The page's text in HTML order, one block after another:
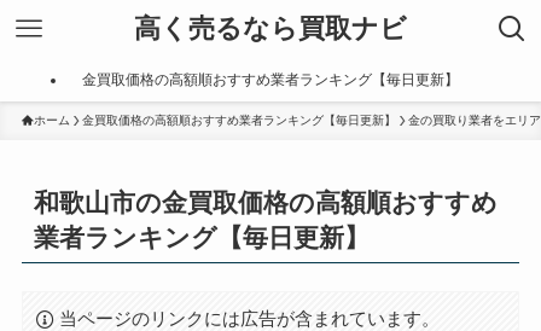
高く売るなら買取ナビ
金買取価格の高額順おすすめ業者ランキング【毎日更新】
ホーム 金買取価格の高額順おすすめ業者ランキング【毎日更新】 金の買取り業者をエリ
和歌山市の金買取価格の高額順おすすめ
業者ランキング【毎日更新】
当ページのリンクには広告が含まれています。